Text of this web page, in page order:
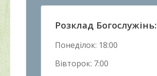
Розклад Богослужінь:
Понеділок: 18:00
Вівторок: 7:00